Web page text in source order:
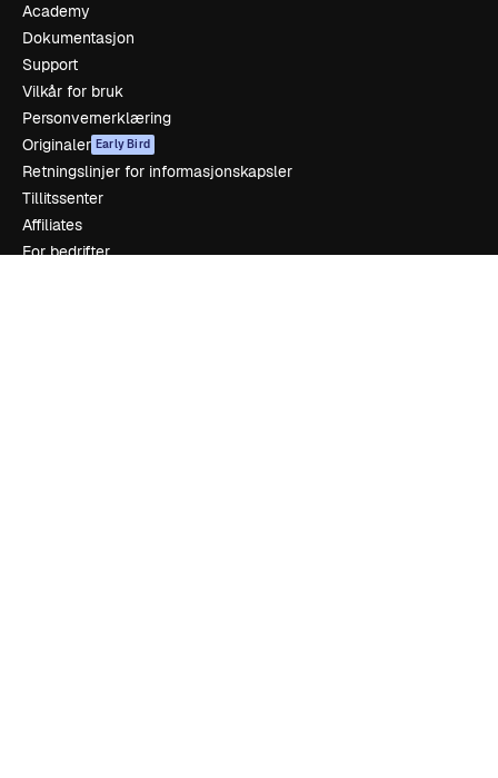
Academy
Dokumentasjon
Support
Vilkår for bruk
Personvernerklæring
Originaler Early Bird
Retningslinjer for informasjonskapsler
Tillitssenter
Affiliates
For bedrifter